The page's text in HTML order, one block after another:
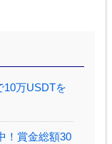
10万USDTを
！賞金総額30